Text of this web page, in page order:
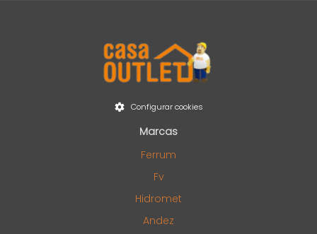
Configurar cookies
Marcas
Ferrum
Fv
Hidromet
Andez